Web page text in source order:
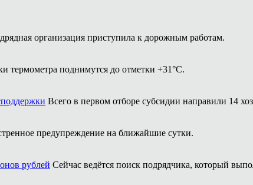
организация приступила к дорожным работам.
термометра поднимутся до отметки +31°С.
Всего в первом отборе субсидии направили 14
предупреждение на ближайшие сутки.
рублей Сейчас ведётся поиск подрядчика, который